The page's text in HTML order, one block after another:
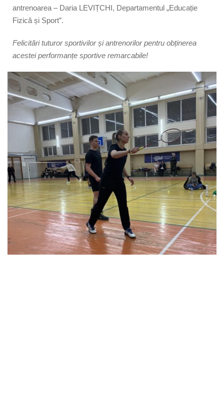
antrenoarea – Daria LEVIȚCHI, Departamentul „Educație
Fizică și Sport”.
Felicitări tuturor sportivilor și antrenorilor pentru obținerea
acestei performanțe sportive remarcabile!